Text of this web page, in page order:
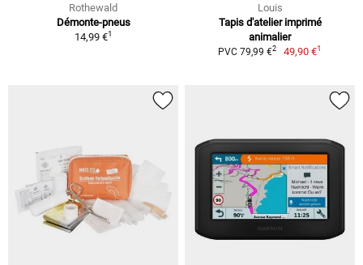
Rothewald
Démonte-pneus
14,99 €1
Louis
Tapis d'atelier imprimé
animalier
PVC 79,99 €2 49,90 €1